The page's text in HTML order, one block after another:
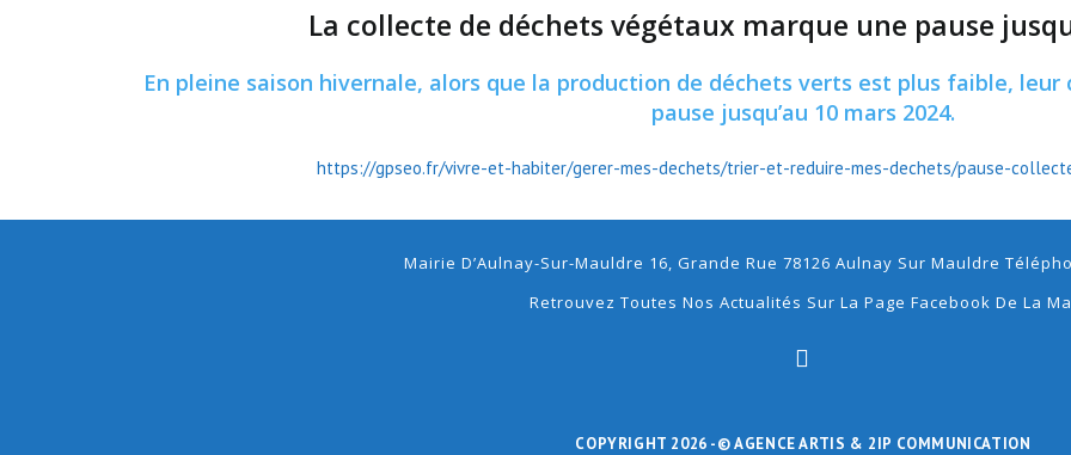
La collecte de déchets végétaux marque une pause
En pleine saison hivernale, alors que la production de déchets verts est plus faible,
pause jusqu’au 10 mars 2024.
https://gpseo.fr/vivre-et-habiter/gerer-mes-dechets/trier-et-reduire-mes-dechets/pause-
Mairie D’Aulnay-Sur-Mauldre 16, Grande Rue 78126 Aulnay Sur Mauldre
Retrouvez Toutes Nos Actualités Sur La Page Facebook De La
COPYRIGHT 2026 -© AGENCE ARTIS & 2IP COMMUNICATION